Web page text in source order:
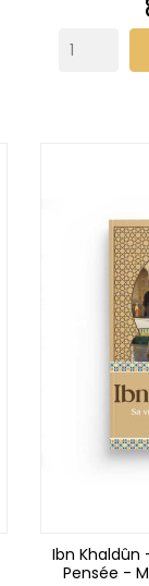
Ibn Khaldûn
Pensée -